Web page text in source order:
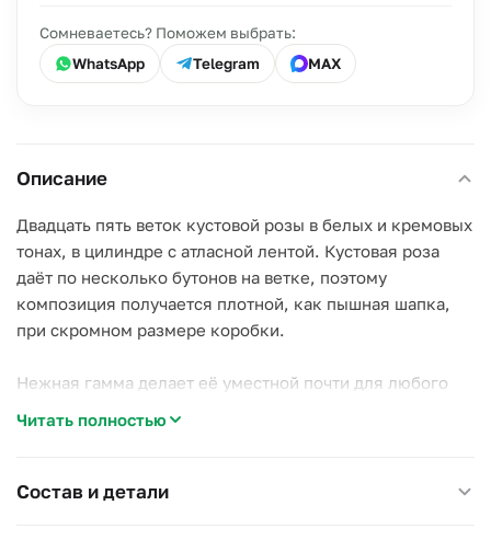
Сомневаетесь? Поможем выбрать:
WhatsApp
Telegram MAX
Описание
Двадцать пять веток кустовой розы в белых и кремовых
тонах, в цилиндре с атласной лентой. Кустовая роза
даёт по несколько бутонов на ветке, поэтому
композиция получается плотной, как пышная шапка,
при скромном размере коробки.
Нежная гамма делает её уместной почти для любого
Внутри влажная губка: чуть воды раз в пару дней, вазы
Читать полностью
Состав и детали